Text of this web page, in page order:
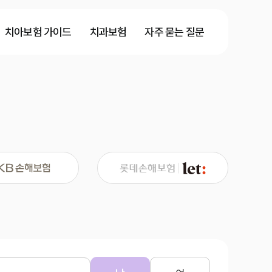
치아보험 가이드 치과보험 자주 묻는 질문